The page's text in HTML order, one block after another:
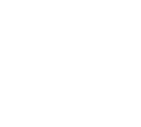
on Print